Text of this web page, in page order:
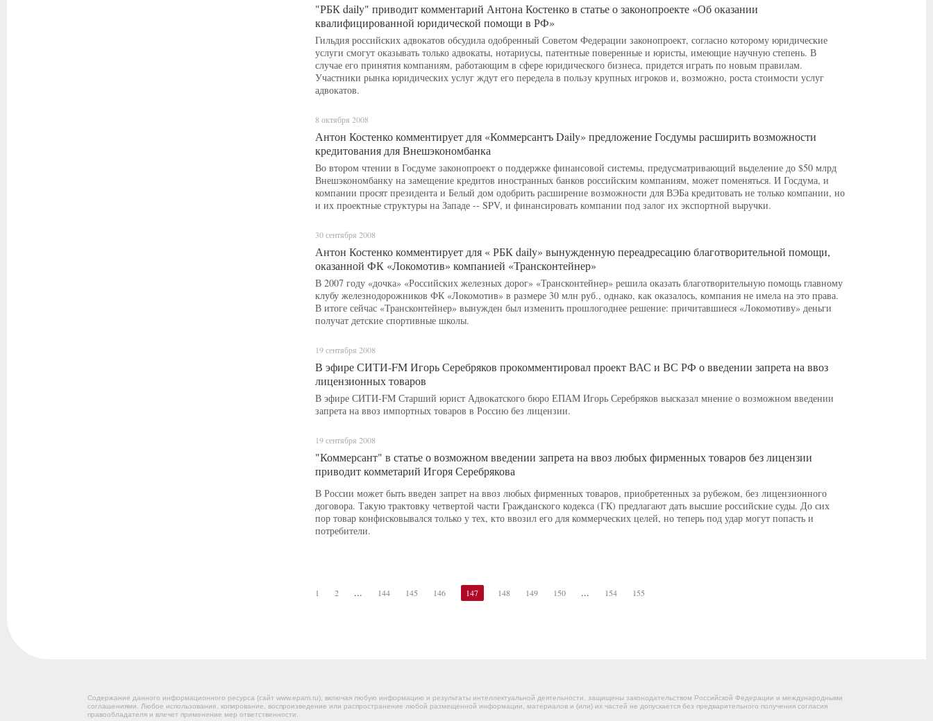
"РБК daily" приводит комментарий Антона Костенко в статье о законопроекте «Об оказании
квалифицированной юридической помощи в РФ»
Гильдия российских адвокатов обсудила одобренный Советом Федерации законопроект, согласно которому юридические
услуги смогут оказывать только адвокаты, нотариусы, патентные поверенные и юристы, имеющие научную степень. В
случае его принятия компаниям, работающим в сфере юридического бизнеса, придется играть по новым правилам.
Участники рынка юридических услуг ждут его передела в пользу крупных игроков и, возможно, роста стоимости услуг
адвокатов.
8 октября 2008
Антон Костенко комментирует для «Коммерсантъ Daily» предложение Госдумы расширить возможности
кредитования для Внешэкономбанка
Во втором чтении в Госдуме законопроект о поддержке финансовой системы, предусматривающий выделение до $50 млрд
Внешэкономбанку на замещение кредитов иностранных банков российским компаниям, может поменяться. И Госдума, и
компании просят президента и Белый дом одобрить расширение возможности для ВЭБа кредитовать не только компании, но
и их проектные структуры на Западе -- SPV, и финансировать компании под залог их экспортной выручки.
30 сентября 2008
Антон Костенко комментирует для « РБК daily» вынужденную переадресацию благотворительной помощи,
оказанной ФК «Локомотив» компанией «Трансконтейнер»
В 2007 году «дочка» «Российских железных дорог» «Трансконтейнер» решила оказать благотворительную помощь главному
клубу железнодорожников ФК «Локомотив» в размере 30 млн руб., однако, как оказалось, компания не имела на это права.
В итоге сейчас «Трансконтейнер» вынужден был изменить прошлогоднее решение: причитавшиеся «Локомотиву» деньги
получат детские спортивные школы.
19 сентября 2008
В эфире СИТИ-FM Игорь Серебряков прокомментировал проект ВАС и ВС РФ о введении запрета на ввоз
лицензионных товаров
В эфире СИТИ-FM Старший юрист Адвокатского бюро ЕПАМ Игорь Серебряков высказал мнение о возможном введении
запрета на ввоз импортных товаров в Россию без лицензии.
19 сентября 2008
"Коммерсант" в статье о возможном введении запрета на ввоз любых фирменных товаров без лицензии
приводит комметарий Игоря Серебрякова
В России может быть введен запрет на ввоз любых фирменных товаров, приобретенных за рубежом, без лицензионного
договора. Такую трактовку четвертой части Гражданского кодекса (ГК) предлагают дать высшие российские суды. До сих
пор товар конфисковывался только у тех, кто ввозил его для коммерческих целей, но теперь под удар могут попасть и
потребители.
1 2 ... 144 145 146 147 148 149 150 ... 154 155
Содержание данного информационного ресурса (сайт www.epam.ru), включая любую информацию и результаты интеллектуальной деятельности, защищены законодательством Российской Федерации и международными
соглашениями. Любое использование, копирование, воспроизведение или распространение любой размещенной информации, материалов и (или) их частей не допускается без предварительного получения согласия
правообладателя и влечет применение мер ответственности.